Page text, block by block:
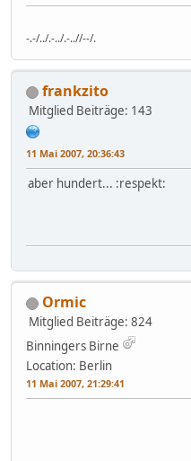
-.-/../.-../.-..//--/.
frankzito
Mitglied Beiträge: 143
11 Mai 2007, 20:36:43
aber hundert... :respekt:
Ormic
Mitglied Beiträge: 824
Binningers Birne
Location: Berlin
11 Mai 2007, 21:29:41